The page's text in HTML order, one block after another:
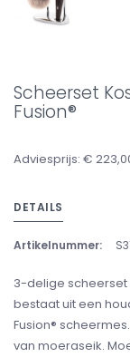
Scheerset
Fusion®
Adviesprijs: €
DETAILS
Artikelnummer:
3-delige scheerset
bestaat uit een
Fusion®
van moeraseik.